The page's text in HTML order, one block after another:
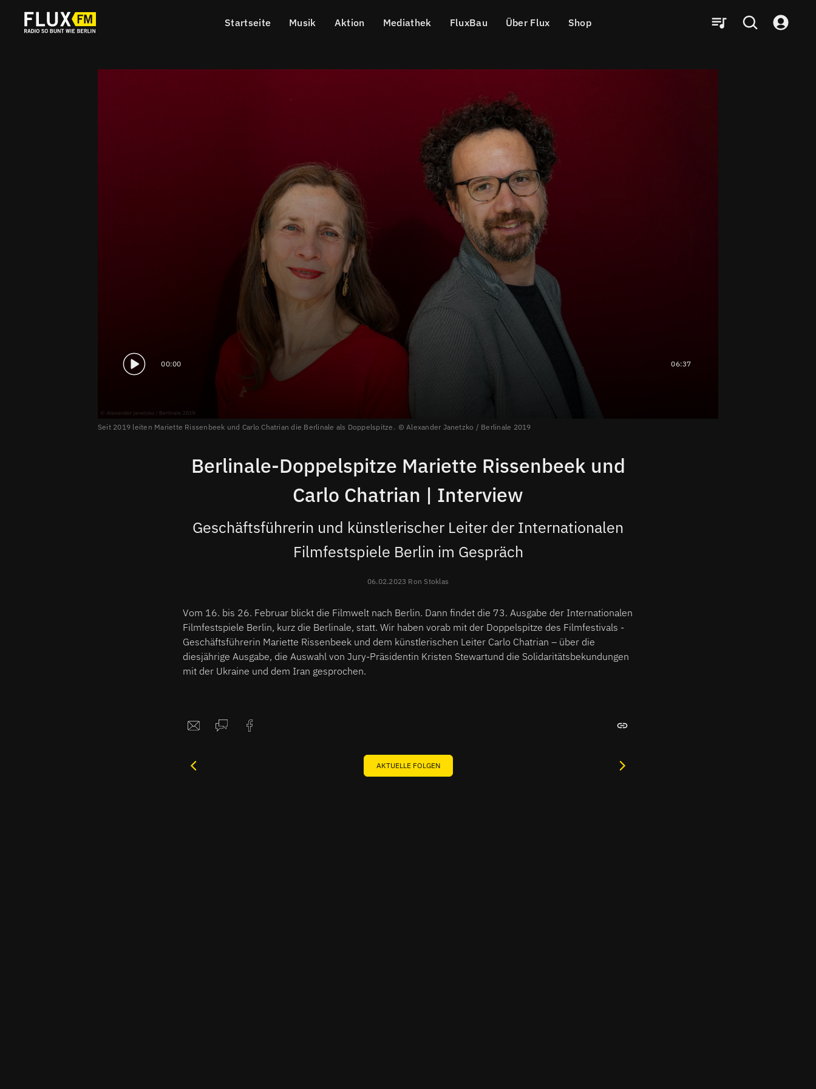
Startseite Musik Aktion Mediathek FluxBau Über Flux Shop
00:00 06:37
Seit 2019 leiten Mariette Rissenbeek und Carlo Chatrian die Berlinale als Doppelspitze. Alexander Janetzko / Berlinale 2019
Berlinale-Doppelspitze Mariette Rissenbeek und
Carlo Chatrian | Interview
Geschäftsführerin und künstlerischer Leiter der Internationalen
Filmfestspiele Berlin im Gespräch
06.02.2023 Ron Stoklas
Vom 16. bis 26. Februar blickt die Filmwelt nach Berlin. Dann findet die 73. Ausgabe der Internationalen
Filmfestspiele Berlin, kurz die Berlinale, statt. Wir haben vorab mit der Doppelspitze des Filmfestivals -
Geschäftsführerin Mariette Rissenbeek und dem künstlerischen Leiter Carlo Chatrian – über die
diesjährige Ausgabe, die Auswahl von Jury-Präsidentin Kristen Stewartund die Solidaritätsbekundungen
mit der Ukraine und dem Iran gesprochen.
AKTUELLE FOLGEN